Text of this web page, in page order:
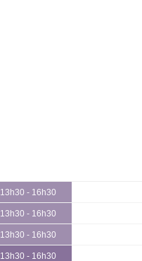
13h30 - 16h30
13h30 - 16h30
13h30 - 16h30
13h30 - 16h30